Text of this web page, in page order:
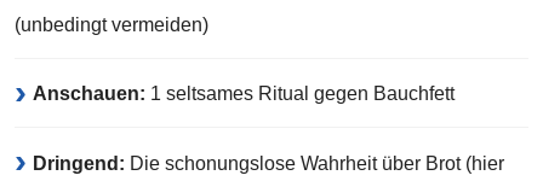
(unbedingt vermeiden)
Anschauen: 1 seltsames Ritual gegen Bauchfett
Dringend: Die schonungslose Wahrheit über Brot (hier